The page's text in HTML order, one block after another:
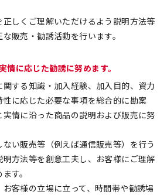
正しくご理解いただけるよう説明⽅法等
販売・勧誘活動を⾏います。
情に応じた勧誘に努めます。
関する知識・加⼊経験、加⼊⽬的、資⼒
に応じた必要な事項を総合的に勘案
実情に沿った商品の説明および販売に努
い販売等（例えば通信販売等）を⾏う
⽅法等を創意⼯夫し、お客様にご理解
す。
客様の⽴場に⽴って、時間帯や勧誘場